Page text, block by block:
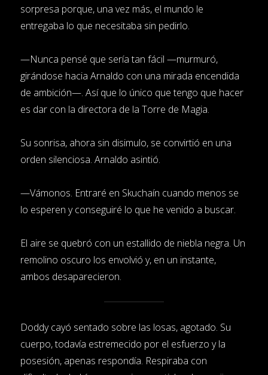
sorpresa porque, una vez más, el mundo le
entregaba lo que necesitaba sin pedirlo.
—Nunca pensé que sería tan fácil —murmuró,
girándose hacia Arnaldo con una mirada encendida
de ambición—. Así que lo único que tengo que hacer
es dar con la directora de la Torre de Magia.
Su sonrisa, ahora sin disimulo, se convirtió en una
orden silenciosa. Arnaldo asintió.
—Vámonos. Entraré en Skuchaín cuando menos se
lo esperen y conseguiré lo que he venido a buscar.
El aire se quebró con un estallido de niebla negra. Un
remolino oscuro los envolvió y, en un instante,
ambos desaparecieron.
Doddy cayó sentado sobre las losas, agotado. Su
cuerpo, todavía estremecido por el esfuerzo y la
posesión, apenas respondía. Respiraba con